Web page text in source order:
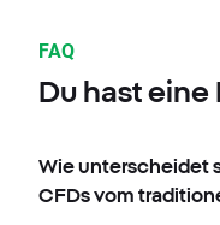
FAQ
Du hast eine
Wie unterscheidet
CFDs vom